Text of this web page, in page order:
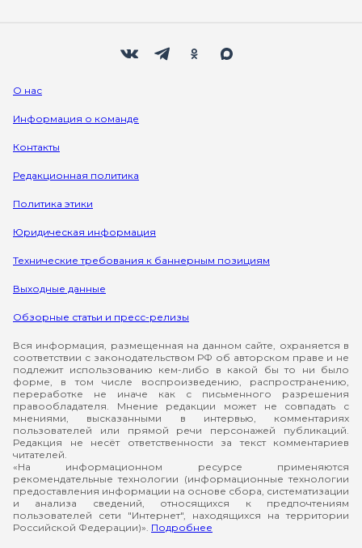
О нас
Информация о команде
Контакты
Редакционная политика
Политика этики
Юридическая информация
Технические требования к баннерным позициям
Выходные данные
Обзорные статьи и пресс-релизы
Вся информация, размещенная на данном сайте, охраняется в
соответствии с законодательством РФ об авторском праве и не
подлежит использованию кем-либо в какой бы то ни было
форме, в том числе воспроизведению, распространению,
переработке не иначе как с письменного разрешения
правообладателя. Мнение редакции может не совпадать с
мнениями, высказанными в интервью, комментариях
пользователей или прямой речи персонажей публикаций.
Редакция не несёт ответственности за текст комментариев
читателей.
«На информационном ресурсе применяются
рекомендательные технологии (информационные технологии
предоставления информации на основе сбора, систематизации
и анализа сведений, относящихся к предпочтениям
пользователей сети "Интернет", находящихся на территории
Российской Федерации)». Подробнее